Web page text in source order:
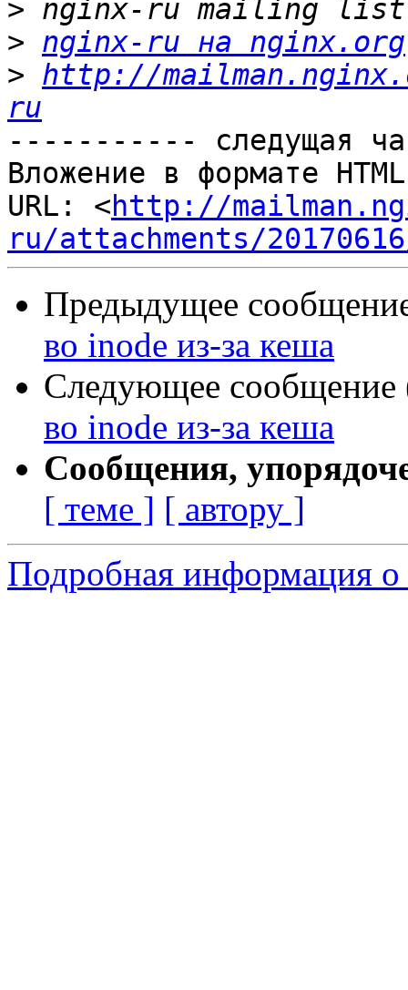
>
> nginx-ru на nginx.org
> http://
ru
----------- следущая
Вложение в формате
URL: <http://
ru/attachments/
Предыдущее
во inode из-за кеша
Следующее сообщение
во inode из-за кеша
Сообщения,
[ теме ] [ автору ]
Подробная информация